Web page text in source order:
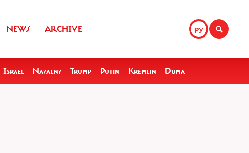
РУ
NEWS ARCHIVE
Israel Navalny Trump Putin Kremlin Duma